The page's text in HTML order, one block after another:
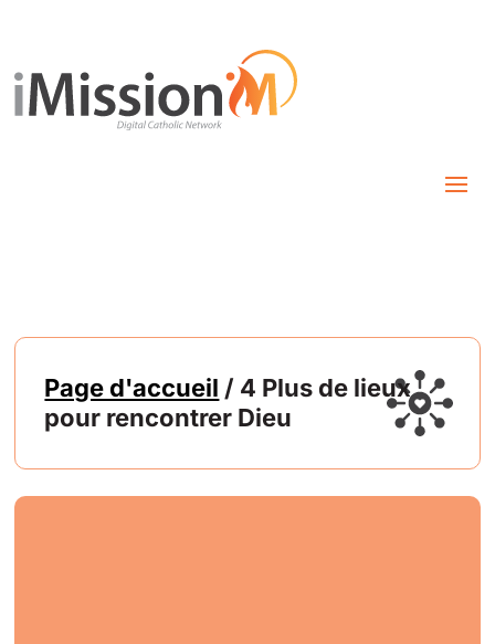
Page d'accueil / 4 Plus de lieux
pour rencontrer Dieu